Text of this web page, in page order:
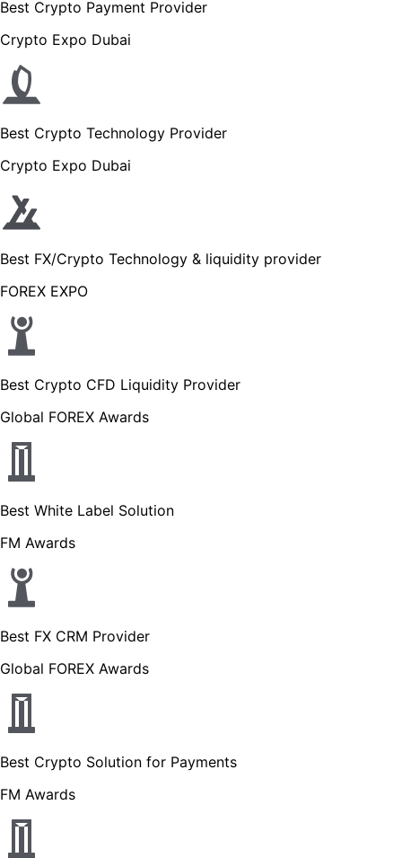
Best Crypto Payment Provider
Crypto Expo Dubai
Best Crypto Technology Provider
Crypto Expo Dubai
Best FX/Crypto Technology & liquidity provider
FOREX EXPO
Best Crypto CFD Liquidity Provider
Global FOREX Awards
Best White Label Solution
FM Awards
Best FX CRM Provider
Global FOREX Awards
Best Crypto Solution for Payments
FM Awards